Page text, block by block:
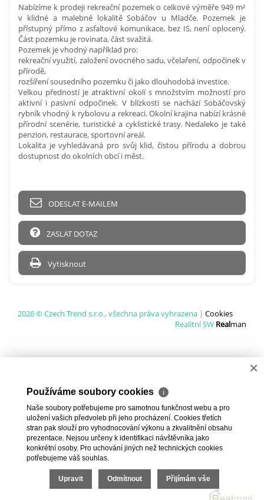
Nabízíme k prodeji rekreační pozemek o celkové výměře 949 m²
v klidné a malebné lokalitě Sobáčov u Mladče. Pozemek je
přístupný přímo z asfaltové komunikace, bez IS, není oplocený.
Část pozemku je rovinata, část svažitá.
Pozemek je vhodný například pro:
rekreační využití, založení ovocného sadu, včelaření, odpočinek v
přírodě,
rozšíření sousedního pozemku či jako dlouhodobá investice.
Velkou předností je atraktivní okolí s množstvím možností pro
aktivní i pasivní odpočinek. V blízkosti se nachází Sobáčovský
rybník vhodný k rybolovu a rekreaci. Okolní krajina nabízí krásné
přírodní scenérie, turistické a cyklistické trasy. Nedaleko je také
penzion, restaurace, sportovní areál.
Lokalita je vyhledávaná pro svůj klid, čistou přírodu a dobrou
dostupnost do okolních obcí i měst.
ODESLAT E-MAILEM
ZASLAT DOTAZ
Vytisknout
2026 © Czech Trend s.r.o., všechna práva vyhrazena | Cookies
Realitní SW Realman
×
Používáme soubory cookies ℹ
Naše soubory potřebujeme pro samotnou funkčnost webu a pro
uložení vašich předvoleb při jeho procházení. Cookies třetích
stran pak slouží pro vyhodnocování výkonu a zkvalitnění obsahu
prezentace. Nejsou určeny k identifikaci návštěvníka jako
konkrétní osoby. Pro uchování jiných než technických cookies
potřebujeme váš souhlas.
Upravit Odmítnout Přijímám vše